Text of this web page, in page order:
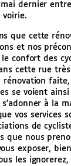
dernier entre
voirie.
que cette
et nos
le confort des
cette rue
rénovation
se voient ainsi
s’adonner à la
vos services
de
que nous
exposer,
les ignorerez,